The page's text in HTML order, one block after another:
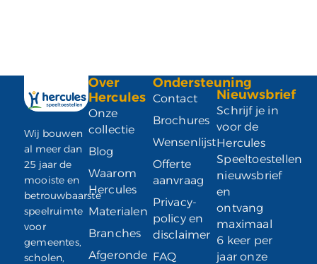
Wij bouwen
al meer dan
25 jaar de
mooiste en
betrouwbaarste
speelruimte
voor
gemeentes,
scholen,
Over
Hercules
Onze
collectie
Blog
Waarom
Hercules
Materialen
Branches
Afgeronde
Ondersteuning
Contact
Brochures
Wensenlijst
Offerte
aanvraag
Privacy-
policy en
disclaimer
FAQ
Nieuwsbrief
Schrijf je in
voor de
Hercules
Speeltoestellen
nieuwsbrief
en
ontvang
maximaal
6 keer per
jaar onze